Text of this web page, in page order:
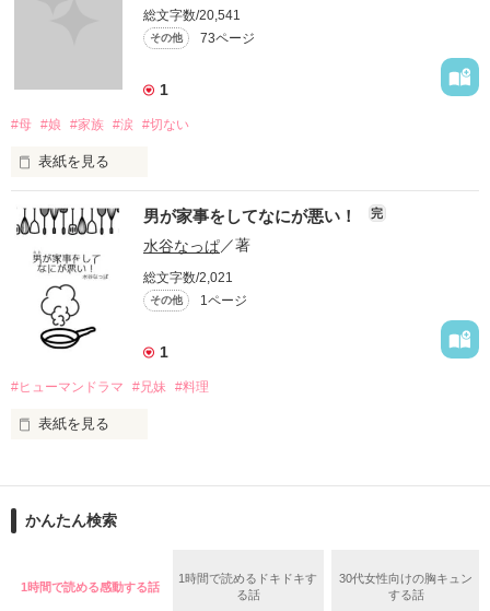
総文字数/20,541
その他 73ページ
1
#母 #娘 #家族 #涙 #切ない
表紙を見る
フィクションの部分も多数あります。
4月28日完結しました。
男が家事をしてなにが悪い！ 完
水谷なっぱ／著
総文字数/2,021
その他 1ページ
1
#ヒューマンドラマ #兄妹 #料理
表紙を見る
かんたん検索
1時間で読める感動する話
1時間で読めるドキドキす
る話
30代女性向けの胸キュン
する話